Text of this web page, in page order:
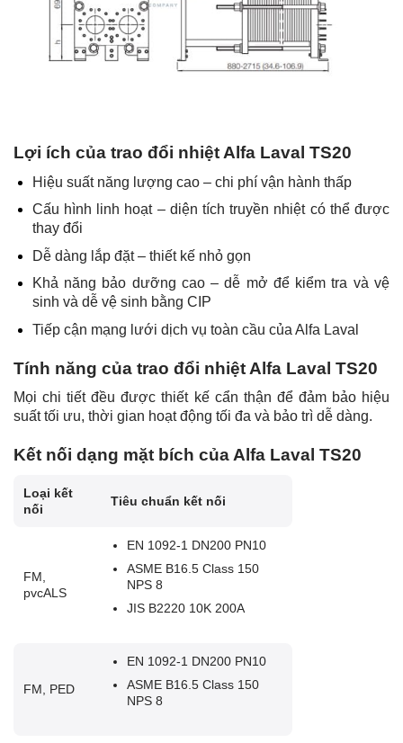
Lợi ích của trao đổi nhiệt Alfa Laval TS20
Hiệu suất năng lượng cao – chi phí vận hành thấp
Cấu hình linh hoạt – diện tích truyền nhiệt có thể được
thay đổi
Dễ dàng lắp đặt – thiết kế nhỏ gọn
Khả năng bảo dưỡng cao – dễ mở để kiểm tra và vệ
sinh và dễ vệ sinh bằng CIP
Tiếp cận mạng lưới dịch vụ toàn cầu của Alfa Laval
Tính năng của trao đổi nhiệt Alfa Laval TS20
Mọi chi tiết đều được thiết kế cẩn thận để đảm bảo hiệu
suất tối ưu, thời gian hoạt động tối đa và bảo trì dễ dàng.
Kết nối dạng mặt bích của Alfa Laval TS20
Loại kết
nối
Tiêu chuẩn kết nối
FM,
pvcALS
EN 1092-1 DN200 PN10
ASME B16.5 Class 150
NPS 8
JIS B2220 10K 200A
FM, PED
EN 1092-1 DN200 PN10
ASME B16.5 Class 150
NPS 8